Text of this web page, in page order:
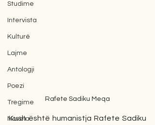
Studime
Intervista
Kulturë
Lajme
Antologji
Poezi
Tregime
Novela
Rafete Sadiku Meqa
Kush është humanistja Rafete Sadiku